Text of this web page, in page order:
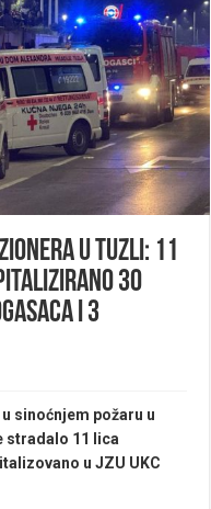
u Tuzli: 11
30
i 3
sinoćnjem požaru u
stradalo 11 lica
u JZU UKC